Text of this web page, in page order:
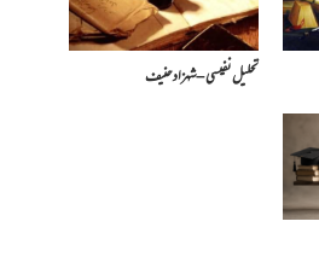
تحلیل نفیسی – شہزاد حنیف